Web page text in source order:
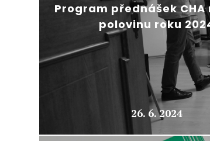
Program přednášek CHA
polovinu roku
26. 6. 2024